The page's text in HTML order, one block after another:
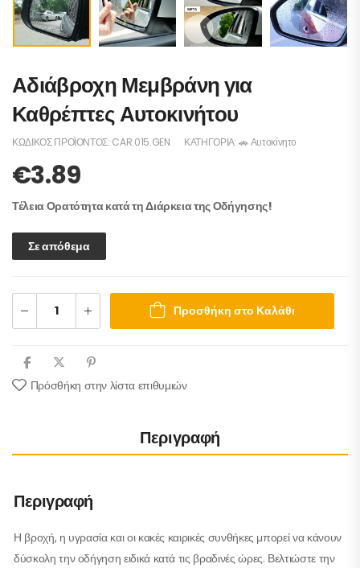
Αδιάβροχη Μεμβράνη για
Καθρέπτες Αυτοκινήτου
ΚΩΔΙΚΌΣ ΠΡΟΪΌΝΤΟΣ: CAR.015.GEN ΚΑΤΗΓΟΡΊΑ:🚗 Αυτοκίνητο
€3.89
Τέλεια Ορατότητα κατά τη Διάρκεια της Οδήγησης!
Σε απόθεμα
Προσθήκη στο Καλάθι
Πρόσθήκη στην λίστα επιθυμιών
Περιγραφή
Περιγραφή
Η βροχή, η υγρασία και οι κακές καιρικές συνθήκες μπορεί να κάνουν
δύσκολη την οδήγηση ειδικά κατά τις βραδινές ώρες. Βελτιώστε την